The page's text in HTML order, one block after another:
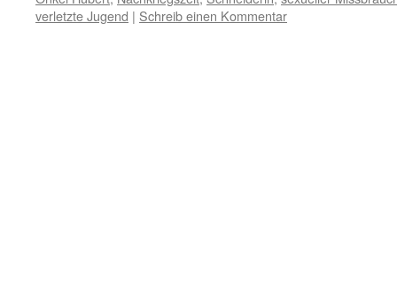
verletzte Jugend | Schreib einen Kommentar